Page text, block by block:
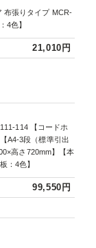
布張りタイプ MCR-
4色】
21,010円
114 【コードホ
A4-3段（標準引出
高さ720mm】【本
：4色】
99,550円